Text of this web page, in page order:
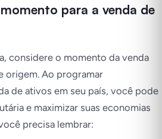
para a venda de
considere o momento da venda
origem. Ao programar
de ativos em seu país, você pode
e maximizar suas economias
precisa lembrar: